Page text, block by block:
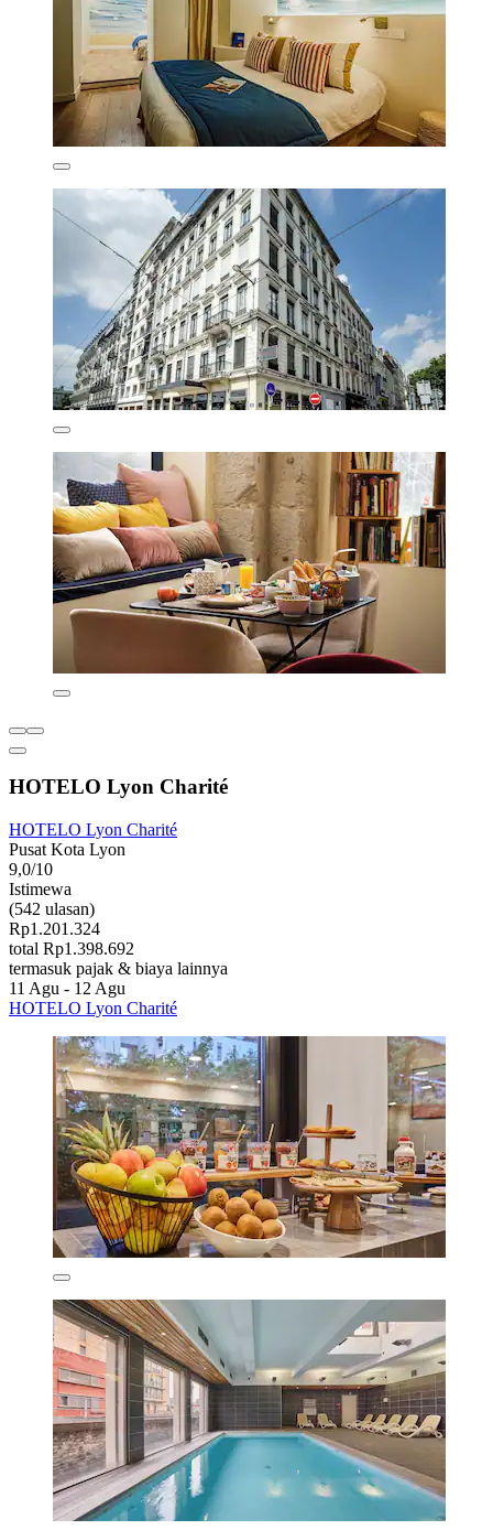
HOTELO Lyon Charité
HOTELO Lyon Charité
Pusat Kota Lyon
9,0/10
Istimewa
(542 ulasan)
Rp1.201.324
total Rp1.398.692
termasuk pajak & biaya lainnya
11 Agu - 12 Agu
HOTELO Lyon Charité